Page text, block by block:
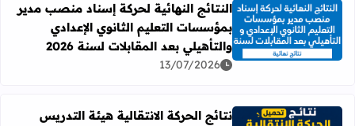
اقرأ المزيد عن النتائج النهائية لحركة إسناد منصب مدير
النتائج النهائية لحركة إسناد منصب مدير
بمؤسسات التعليم الثانوي الإعدادي
والتأهيلي بعد المقابلات لسنة 2026
13/07/2026
نتائج الحركة الانتقالية هيئة التدريس